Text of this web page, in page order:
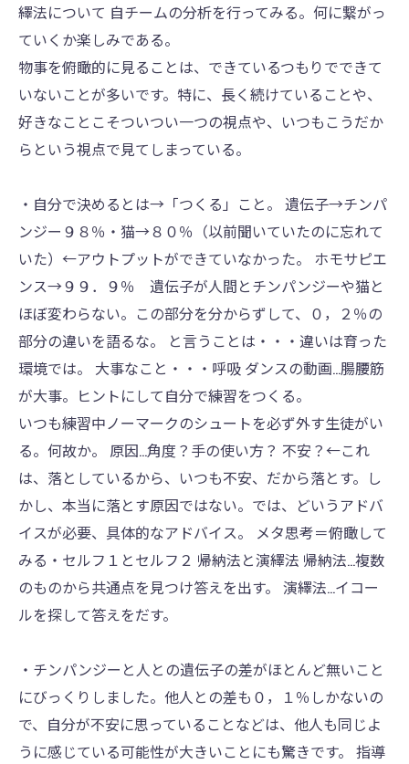
繹法について 自チームの分析を行ってみる。何に繋がっ
ていくか楽しみである。
物事を俯瞰的に見ることは、できているつもりでできて
いないことが多いです。特に、長く続けていることや、
好きなことこそついつい一つの視点や、いつもこうだか
らという視点で見てしまっている。
・自分で決めるとは→「つくる」こと。 遺伝子→チンパ
ンジー９８％・猫→８０％（以前聞いていたのに忘れて
いた）←アウトプットができていなかった。 ホモサピエ
ンス→９９．９％ 遺伝子が人間とチンパンジーや猫と
ほぼ変わらない。この部分を分からずして、０，２％の
部分の違いを語るな。 と言うことは・・・違いは育った
環境では。 大事なこと・・・呼吸 ダンスの動画…腸腰筋
が大事。ヒントにして自分で練習をつくる。
いつも練習中ノーマークのシュートを必ず外す生徒がい
る。何故か。 原因…角度？手の使い方？ 不安？←これ
は、落としているから、いつも不安、だから落とす。し
かし、本当に落とす原因ではない。では、どいうアドバ
イスが必要、具体的なアドバイス。 メタ思考＝俯瞰して
みる・セルフ１とセルフ２ 帰納法と演繹法 帰納法…複数
のものから共通点を見つけ答えを出す。 演繹法…イコー
ルを探して答えをだす。
・チンパンジーと人との遺伝子の差がほとんど無いこと
にびっくりしました。他人との差も０，１％しかないの
で、自分が不安に思っていることなどは、他人も同じよ
うに感じている可能性が大きいことにも驚きです。 指導